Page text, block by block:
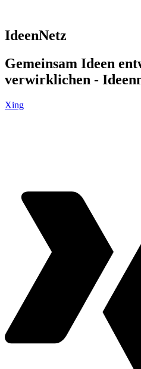
IdeenNetz
Gemeinsam Ideen
verwirklichen -
Xing